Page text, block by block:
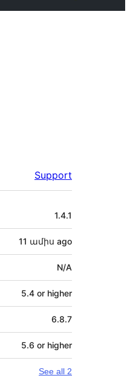
Support
1.4.1
11 ամիս ago
N/A
5.4 or higher
6.8.7
5.6 or higher
See all 2